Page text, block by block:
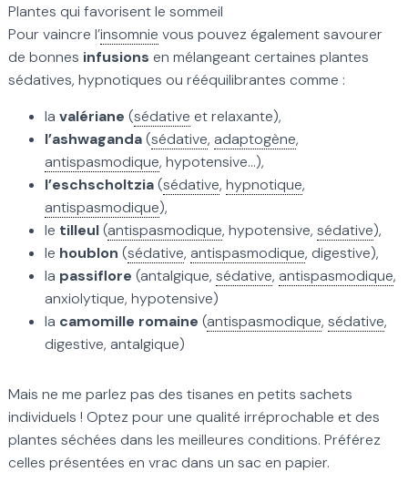
Plantes qui favorisent le sommeil
Pour vaincre l’insomnie vous pouvez également savourer
de bonnes infusions en mélangeant certaines plantes
sédatives, hypnotiques ou rééquilibrantes comme :
la valériane (sédative et relaxante),
l’ashwaganda(sédative, adaptogène,
antispasmodique, hypotensive…),
l’eschscholtzia(sédative, hypnotique,
antispasmodique),
le tilleul(antispasmodique, hypotensive, sédative),
le houblon (sédative, antispasmodique, digestive),
la passiflore (antalgique, sédative, antispasmodique,
anxiolytique, hypotensive)
la camomille romaine (antispasmodique, sédative,
digestive, antalgique)
Mais ne me parlez pas des tisanes en petits sachets
individuels ! Optez pour une qualité irréprochable et des
plantes séchées dans les meilleures conditions. Préférez
celles présentées en vrac dans un sac en papier.